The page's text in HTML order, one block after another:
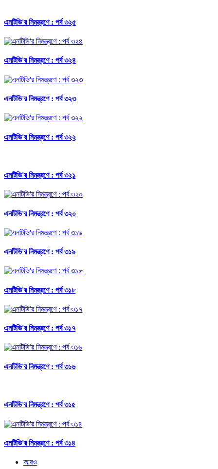
এনটিভি'র নিমন্ত্রণে : পর্ব ৩২৫
এনটিভি'র নিমন্ত্রণে : পর্ব ৩২৪
এনটিভি'র নিমন্ত্রণে : পর্ব ৩২৩
এনটিভি'র নিমন্ত্রণে : পর্ব ৩২২
এনটিভি'র নিমন্ত্রণে : পর্ব ৩২১
এনটিভি'র নিমন্ত্রণে : পর্ব ৩২০
এনটিভি'র নিমন্ত্রণে : পর্ব ৩১৯
এনটিভি'র নিমন্ত্রণে : পর্ব ৩১৮
এনটিভি'র নিমন্ত্রণে : পর্ব ৩১৭
এনটিভি'র নিমন্ত্রণে : পর্ব ৩১৬
এনটিভি'র নিমন্ত্রণে : পর্ব ৩১৫
এনটিভি'র নিমন্ত্রণে : পর্ব ৩১৪
আরও